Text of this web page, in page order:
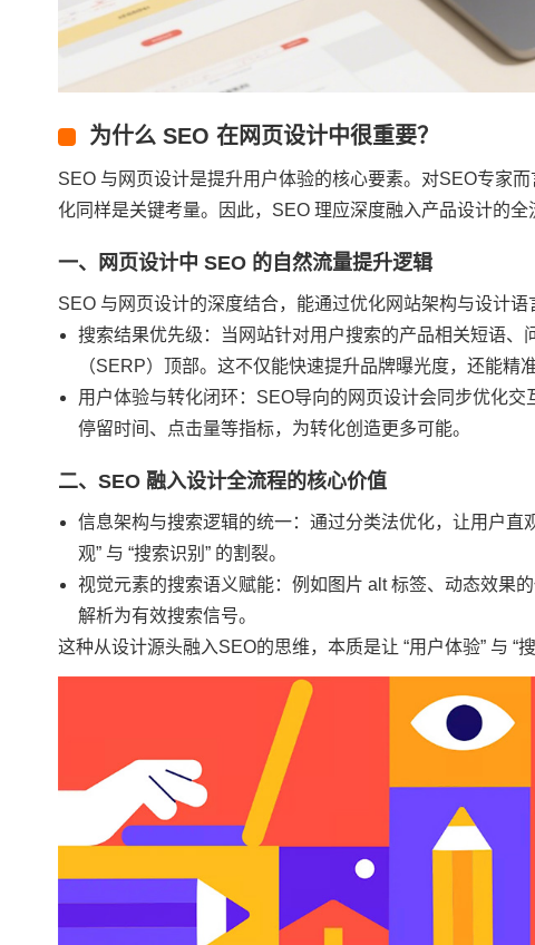
为什么 SEO 在网页设计中很重要？
SEO 与网页设计是提升用户体验的核心要素。对SEO专家
化同样是关键考量。因此，SEO 理应深度融入产品设计的全
一、网页设计中 SEO 的自然流量提升逻辑
SEO 与网页设计的深度结合，能通过优化网站架构与设计
搜索结果优先级：当网站针对用户搜索的产品相关短语
（SERP）顶部。这不仅能快速提升品牌曝光度，还能精
用户体验与转化闭环：SEO导向的网页设计会同步优化
停留时间、点击量等指标，为转化创造更多可能。
二、SEO 融入设计全流程的核心价值
信息架构与搜索逻辑的统一：通过分类法优化，让用户
观” 与 “搜索识别” 的割裂。
视觉元素的搜索语义赋能：例如图片 alt 标签、动态效果
解析为有效搜索信号。
这种从设计源头融入SEO的思维，本质是让 “用户体验” 与 “